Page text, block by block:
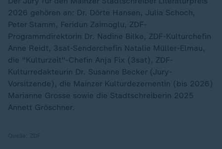
2026 gehören an: Dr. Dörte Hansen, Julia Schoch,
Peter Stamm, Feridun Zaimoglu, ZDF-
Programmdirektorin Dr. Nadine Bilke, ZDF-Kulturchefin
Anne Reidt, 3sat-Senderchefin Natalie Müller-Elmau,
die "Kulturzeit"-Chefin Anja Fix (3sat), ZDF-
Kulturredakteurin Dr. Susanne Becker (Jury-
Vorsitzende), die Mainzer Kulturdezernentin (bis 2026)
Marianne Grosse sowie die Stadtschreiberin 2025
Annett Gröschner.